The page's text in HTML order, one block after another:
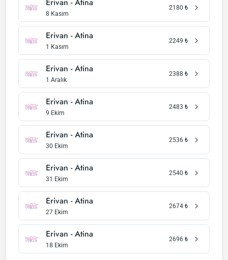
8 Kasım
2180 ₺
Erivan - Atina
1 Kasım
2249 ₺
Erivan - Atina
1 Aralık
2388 ₺
Erivan - Atina
9 Ekim
2483 ₺
Erivan - Atina
30 Ekim
2536 ₺
Erivan - Atina
31 Ekim
2540 ₺
Erivan - Atina
27 Ekim
2674 ₺
Erivan - Atina
18 Ekim
2696 ₺